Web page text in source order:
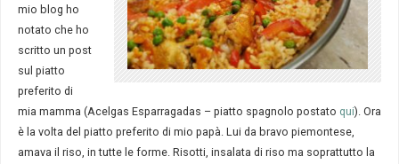
mio blog ho
notato che ho
scritto un post
sul piatto
preferito di
mia mamma (Acelgas Esparragadas – piatto spagnolo postato qui). Ora
è la volta del piatto preferito di mio papà. Lui da bravo piemontese,
amava il riso, in tutte le forme. Risotti, insalata di riso ma soprattutto la